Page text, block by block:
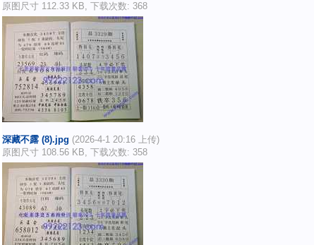
原图尺寸 112.33 KB, 下载次数: 368
深藏不露 (8).jpg (2026-4-1 20:16 上传)
原图尺寸 108.56 KB, 下载次数: 358